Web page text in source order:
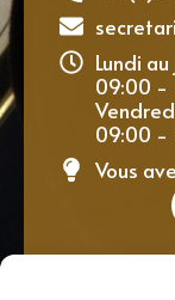
Lundi
09:00 -
09:00 -
Vous